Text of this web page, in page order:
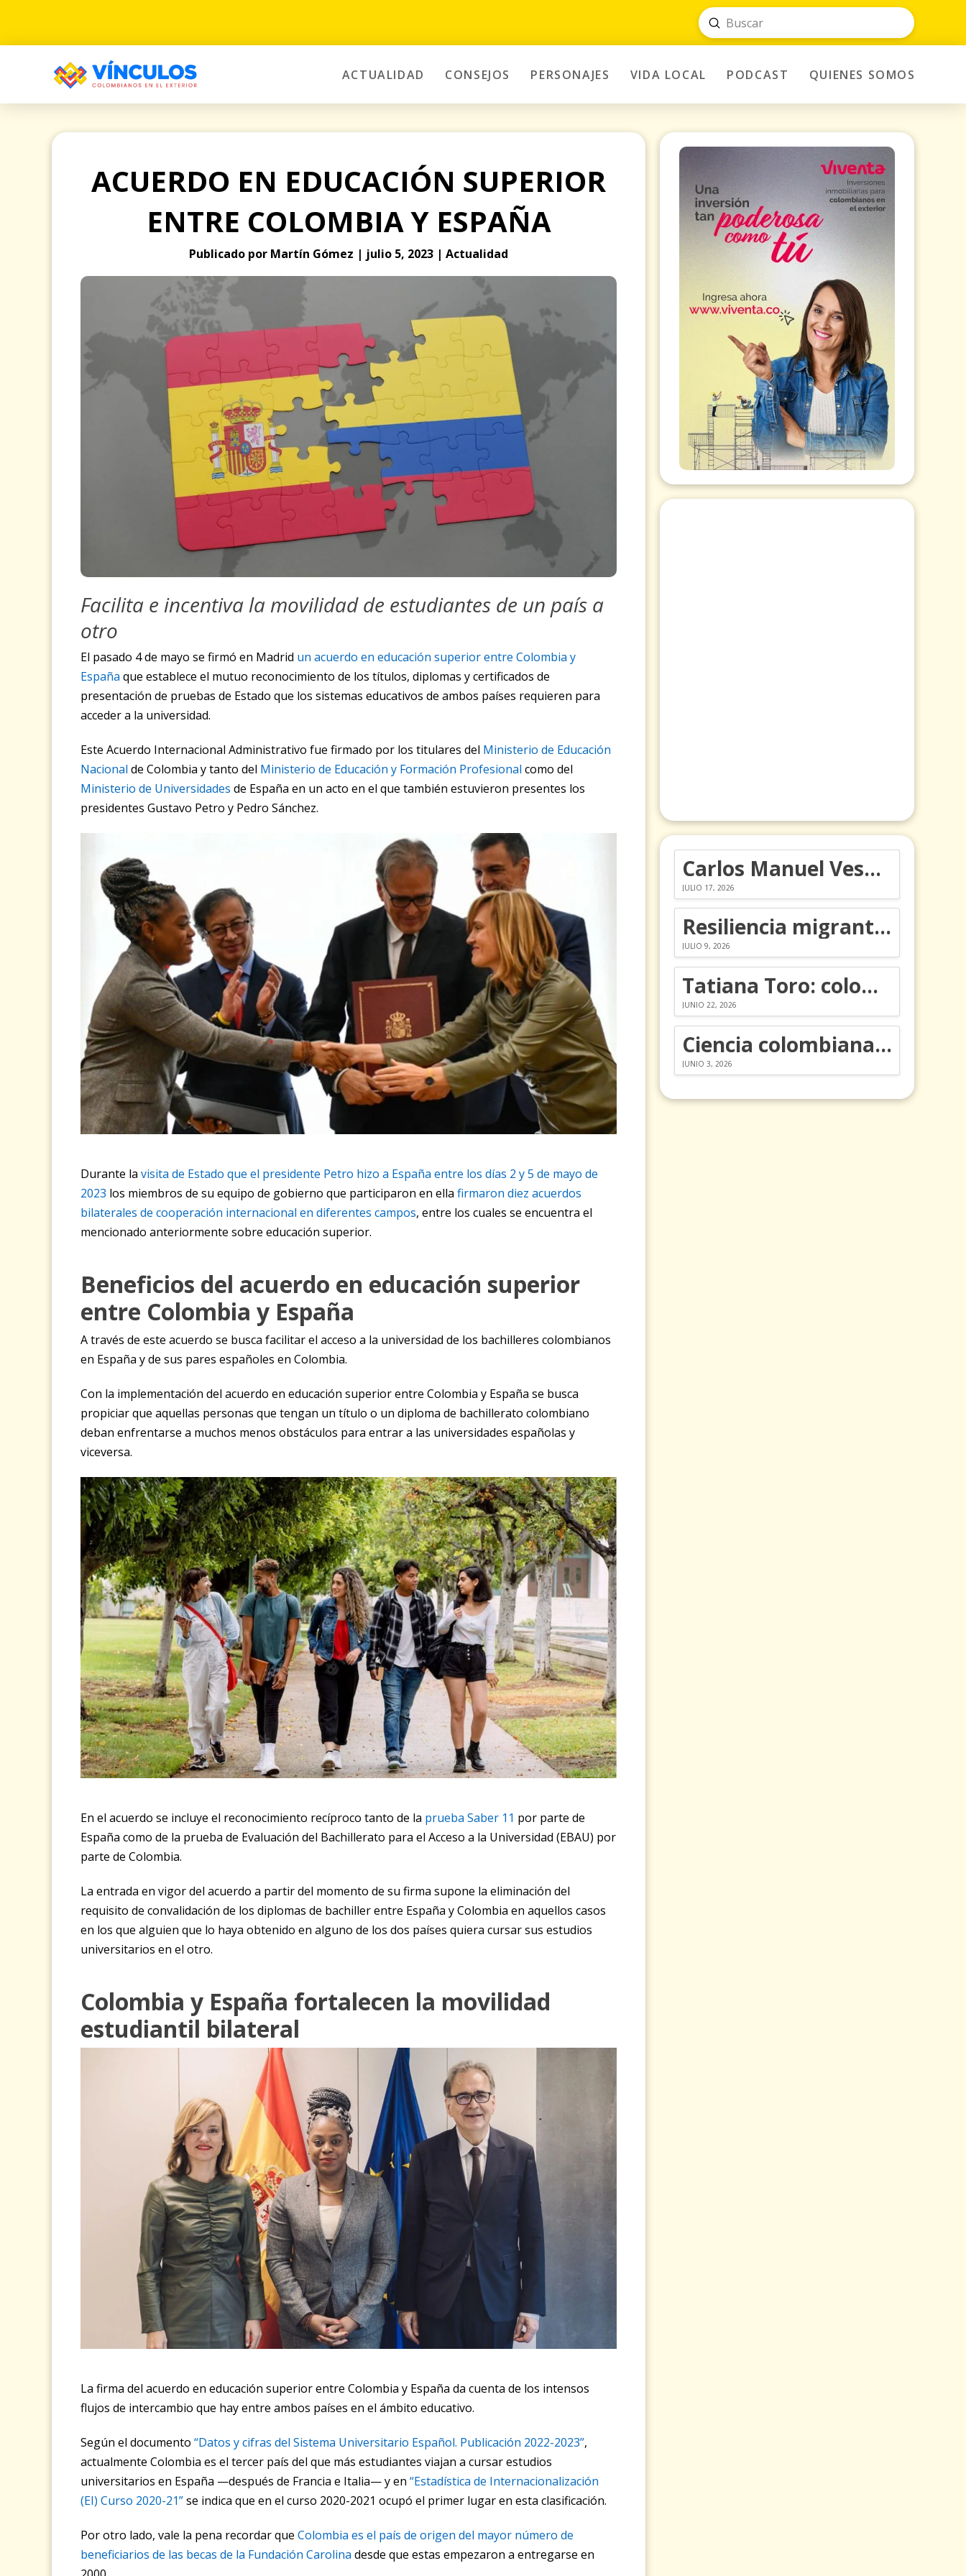
Search
Submit
ACTUALIDAD CONSEJOS PERSONAJES VIDA LOCAL PODCAST QUIENES SOMOS
ACUERDO EN EDUCACIÓN SUPERIOR
ENTRE COLOMBIA Y ESPAÑA
Publicado por Martín Gómez | julio 5, 2023 | Actualidad
Facilita e incentiva la movilidad de estudiantes de un país a
otro
El pasado 4 de mayo se firmó en Madrid un acuerdo en educación superior entre Colombia y
España que establece el mutuo reconocimiento de los títulos, diplomas y certificados de
presentación de pruebas de Estado que los sistemas educativos de ambos países requieren para
acceder a la universidad.
Este Acuerdo Internacional Administrativo fue firmado por los titulares del Ministerio de Educación
Nacional de Colombia y tanto del Ministerio de Educación y Formación Profesional como del
Ministerio de Universidades de España en un acto en el que también estuvieron presentes los
presidentes Gustavo Petro y Pedro Sánchez.
Durante la visita de Estado que el presidente Petro hizo a España entre los días 2 y 5 de mayo de
2023 los miembros de su equipo de gobierno que participaron en ella firmaron diez acuerdos
bilaterales de cooperación internacional en diferentes campos, entre los cuales se encuentra el
mencionado anteriormente sobre educación superior.
Beneficios del acuerdo en educación superior
entre Colombia y España
A través de este acuerdo se busca facilitar el acceso a la universidad de los bachilleres colombianos
en España y de sus pares españoles en Colombia.
Con la implementación del acuerdo en educación superior entre Colombia y España se busca
propiciar que aquellas personas que tengan un título o un diploma de bachillerato colombiano
deban enfrentarse a muchos menos obstáculos para entrar a las universidades españolas y
viceversa.
En el acuerdo se incluye el reconocimiento recíproco tanto de la prueba Saber 11 por parte de
España como de la prueba de Evaluación del Bachillerato para el Acceso a la Universidad (EBAU) por
parte de Colombia.
La entrada en vigor del acuerdo a partir del momento de su firma supone la eliminación del
requisito de convalidación de los diplomas de bachiller entre España y Colombia en aquellos casos
en los que alguien que lo haya obtenido en alguno de los dos países quiera cursar sus estudios
universitarios en el otro.
Colombia y España fortalecen la movilidad
estudiantil bilateral
La firma del acuerdo en educación superior entre Colombia y España da cuenta de los intensos
flujos de intercambio que hay entre ambos países en el ámbito educativo.
Según el documento “Datos y cifras del Sistema Universitario Español. Publicación 2022-2023”,
actualmente Colombia es el tercer país del que más estudiantes viajan a cursar estudios
universitarios en España —después de Francia e Italia— y en “Estadística de Internacionalización
(EI) Curso 2020-21”se indica que en el curso 2020-2021 ocupó el primer lugar en esta clasificación.
Por otro lado, vale la pena recordar que Colombia es el país de origen del mayor número de
beneficiarios de las becas de la Fundación Carolina desde que estas empezaron a entregarse en
Carlos Manuel Vesga lleva el nombre de Colombia a los Emmy
JULIO 17, 2026
Resiliencia migrante: 5 emociones y cómo gestionarlas
JULIO 9, 2026
Tatiana Toro: colombiana que cambió la historia de las matemáticas
JUNIO 22, 2026
Ciencia colombiana en la revolución de los órganos en chips
JUNIO 3, 2026